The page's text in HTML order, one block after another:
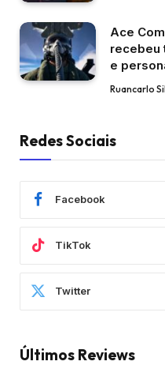
Ace
recebeu
e
Ruancarlo
Redes Sociais
Facebook
TikTok
Twitter
Últimos Reviews